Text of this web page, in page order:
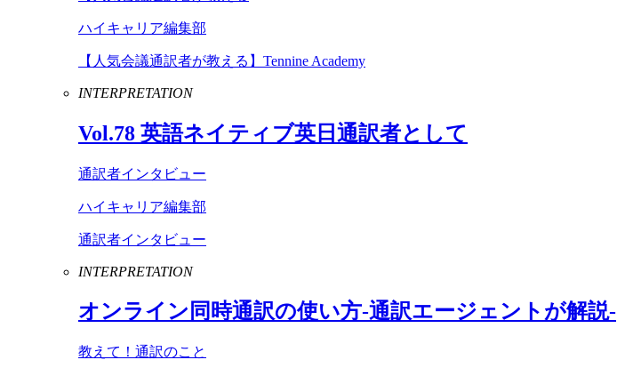
ハイキャリア編集部
【人気会議通訳者が教える】Tennine Academy
INTERPRETATION
Vol.78 英語ネイティブ英日通訳者として
通訳者インタビュー
ハイキャリア編集部
通訳者インタビュー
INTERPRETATION
オンライン同時通訳の使い方-通訳エージェントが解説-
教えて！通訳のこと